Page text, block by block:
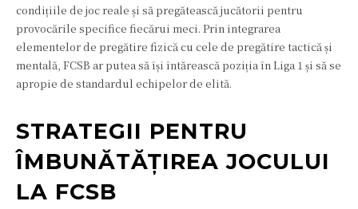
condițiile de joc reale și să pregătească jucătorii pentru
provocările specifice fiecărui meci. Prin integrarea
elementelor de pregătire fizică cu cele de pregătire tactică și
mentală, FCSB ar putea să își întărească poziția în Liga 1 și să se
apropie de standardul echipelor de elită.
STRATEGII PENTRU
ÎMBUNĂTĂȚIREA JOCULUI
LA FCSB